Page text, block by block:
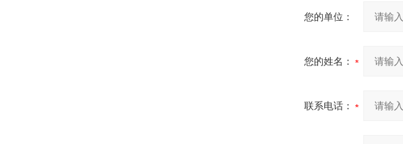
您的单位：
您的姓名：
联系电话：